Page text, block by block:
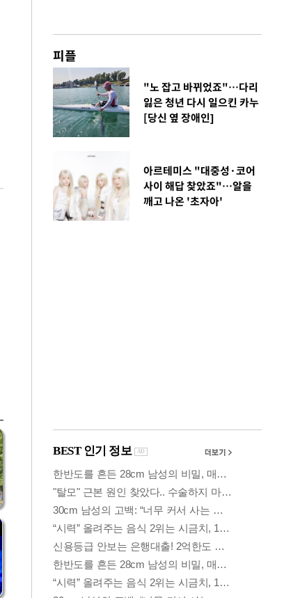
피플
"노 잡고 바뀌었죠"…다리
잃은 청년 다시 일으킨 카누
[당신 옆 장애인]
아르테미스 "대중성·코어
사이 해답 찾았죠"…알을
깨고 나온 '초자아'